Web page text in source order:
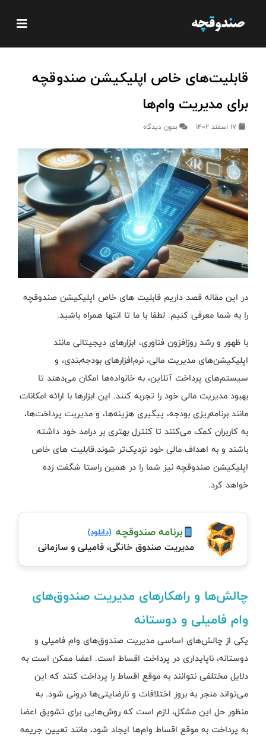
قابلیت‌های خاص اپلیکیشن صندوقچه
برای مدیریت وام‌ها
بدون دیدگاه
در این مقاله قصد داریم قابلیت های خاص اپلیکیشن صندوقچه
را به شما معرفی کنیم. لطفا با ما تا انتها همراه باشید.
با ظهور و رشد روزافزون فناوری، ابزارهای دیجیتالی مانند
اپلیکیشن‌های مدیریت مالی، نرم‌افزارهای بودجه‌بندی، و
سیستم‌های پرداخت آنلاین، به خانواده‌ها امکان می‌دهند تا
بهبود مدیریت مالی خود را تجربه کنند. این ابزارها با ارائه امکانات
مانند برنامه‌ریزی بودجه، پیگیری هزینه‌ها، و مدیریت پرداخت‌ها،
به کاربران کمک می‌کنند تا کنترل بهتری بر درامد خود داشته
باشند و به اهداف مالی خود نزدیک‌تر شوند.قابلیت های خاص
اپلیکیشن صندوقچه نیز شما را در همین راستا شگفت زده
خواهد کرد.
برنامه صندوقچه (دانلود)
مدیریت صندوق خانگی، فامیلی و سازمانی
چالش‌ها و راهکارهای مدیریت صندوق‌های
وام فامیلی و دوستانه
یکی از چالش‌های اساسی مدیریت صندوق‌های وام فامیلی و
دوستانه، ناپایداری در پرداخت اقساط است. اعضا ممکن است به
دلایل مختلفی نتوانند به موقع اقساط را پرداخت کنند که این
می‌تواند منجر به بروز اختلافات و نارضایتی‌ها درونی شود. به
منظور حل این مشکل، لازم است که روش‌هایی برای تشویق اعضا
به پرداخت به موقع اقساط وام‌ها ایجاد شود، مانند تعیین جریمه